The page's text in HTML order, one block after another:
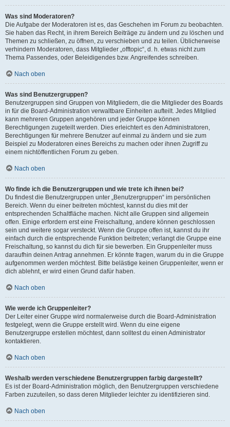
Was sind Moderatoren?
Die Aufgabe der Moderatoren ist es, das Geschehen im Forum zu beobachten.
Sie haben das Recht, in ihrem Bereich Beiträge zu ändern und zu löschen und
Themen zu schließen, zu öffnen, zu verschieben und zu teilen. Üblicherweise
verhindern Moderatoren, dass Mitglieder „offtopic“, d. h. etwas nicht zum
Thema Passendes, oder Beleidigendes bzw. Angreifendes schreiben.
Nach oben
Was sind Benutzergruppen?
Benutzergruppen sind Gruppen von Mitgliedern, die die Mitglieder des Boards
in für die Board-Administration verwaltbare Einheiten aufteilt. Jedes Mitglied
kann mehreren Gruppen angehören und jeder Gruppe können
Berechtigungen zugeteilt werden. Dies erleichtert es den Administratoren,
Berechtigungen für mehrere Benutzer auf einmal zu ändern und sie zum
Beispiel zu Moderatoren eines Bereichs zu machen oder ihnen Zugriff zu
einem nichtöffentlichen Forum zu geben.
Nach oben
Wo finde ich die Benutzergruppen und wie trete ich ihnen bei?
Du findest die Benutzergruppen unter „Benutzergruppen“ im persönlichen
Bereich. Wenn du einer beitreten möchtest, kannst du dies mit der
entsprechenden Schaltfläche machen. Nicht alle Gruppen sind allgemein
offen. Einige erfordern erst eine Freischaltung, andere können geschlossen
sein und weitere sogar versteckt. Wenn die Gruppe offen ist, kannst du ihr
einfach durch die entsprechende Funktion beitreten; verlangt die Gruppe eine
Freischaltung, so kannst du dich für sie bewerben. Ein Gruppenleiter muss
daraufhin deinen Antrag annehmen. Er könnte fragen, warum du in die Gruppe
aufgenommen werden möchtest. Bitte belästige keinen Gruppenleiter, wenn er
dich ablehnt, er wird einen Grund dafür haben.
Nach oben
Wie werde ich Gruppenleiter?
Der Leiter einer Gruppe wird normalerweise durch die Board-Administration
festgelegt, wenn die Gruppe erstellt wird. Wenn du eine eigene
Benutzergruppe erstellen möchtest, dann solltest du einen Administrator
kontaktieren.
Nach oben
Weshalb werden verschiedene Benutzergruppen farbig dargestellt?
Es ist der Board-Administration möglich, den Benutzergruppen verschiedene
Farben zuzuteilen, so dass deren Mitglieder leichter zu identifizieren sind.
Nach oben